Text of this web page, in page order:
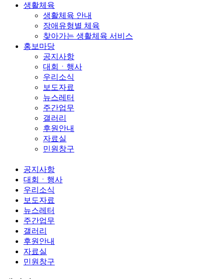
생활체육
생활체육 안내
장애유형별 체육
찾아가는 생활체육 서비스
홍보마당
공지사항
대회ㆍ행사
우리소식
보도자료
뉴스레터
주간업무
갤러리
후원안내
자료실
민원창구
공지사항
대회ㆍ행사
우리소식
보도자료
뉴스레터
주간업무
갤러리
후원안내
자료실
민원창구